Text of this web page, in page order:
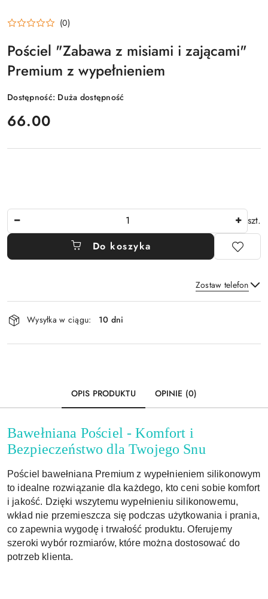
(0)
Pościel "Zabawa z misiami i zającami"
Premium z wypełnieniem
Dostępność: Duża dostępność
cena:
66.00
szt.
Do koszyka
Zostaw telefon
Dostępność
i
dostawa
Wysyłka w ciągu: 10 dni
OPIS PRODUKTU OPINIE (0)
Bawełniana Pościel - Komfort i
Bezpieczeństwo dla Twojego Snu
Pościel bawełniana Premium z wypełnieniem silikonowym
to idealne rozwiązanie dla każdego, kto ceni sobie komfort
i jakość. Dzięki wszytemu wypełnieniu silikonowemu,
wkład nie przemieszcza się podczas użytkowania i prania,
co zapewnia wygodę i trwałość produktu. Oferujemy
szeroki wybór rozmiarów, które można dostosować do
potrzeb klienta.